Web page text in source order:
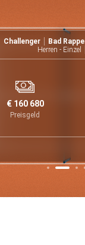
Challenger Bad
Herren - Einzel
€ 160 680
Preisgeld